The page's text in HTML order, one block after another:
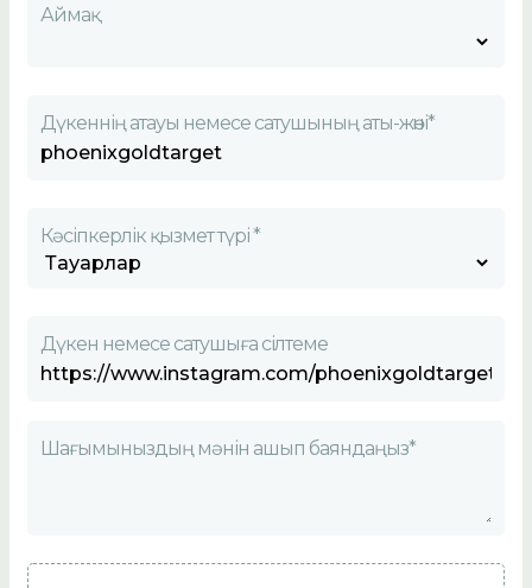
Аймақ
Дүкеннің атауы немесе сатушының аты-жөні*
Кәсіпкерлік қызмет түрі *
Дүкен немесе сатушыға сілтеме
Шағымыныздың мәнін ашып баяндаңыз*